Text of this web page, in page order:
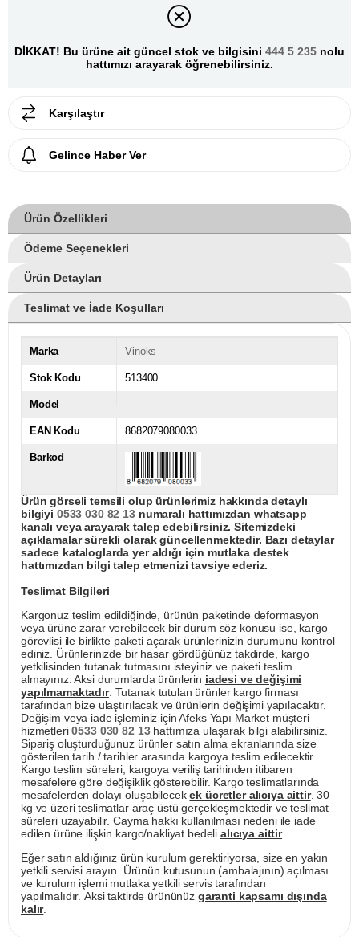
DİKKAT! Bu ürüne ait güncel stok ve bilgisini 444 5 235 nolu
hattımızı arayarak öğrenebilirsiniz.
Karşılaştır
Gelince Haber Ver
Ürün Özellikleri
Ödeme Seçenekleri
Ürün Detayları
Teslimat ve İade Koşulları
Marka Vinoks
Stok Kodu 513400
Model
EAN Kodu 8682079080033
Barkod
Ürün görseli temsili olup ürünlerimiz hakkında detaylı
bilgiyi 0533 030 82 13numaralı hattımızdan whatsapp
kanalı veya arayarak talep edebilirsiniz. Sitemizdeki
açıklamalar sürekli olarak güncellenmektedir. Bazı detaylar
sadece kataloglarda yer aldığı için mutlaka destek
hattımızdan bilgi talep etmenizi tavsiye ederiz.
Teslimat Bilgileri
Kargonuz teslim edildiğinde, ürünün paketinde deformasyon
veya ürüne zarar verebilecek bir durum söz konusu ise, kargo
görevlisi ile birlikte paketi açarak ürünlerinizin durumunu kontrol
ediniz. Ürünlerinizde bir hasar gördüğünüz takdirde, kargo
yetkilisinden tutanak tutmasını isteyiniz ve paketi teslim
almayınız. Aksi durumlarda ürünlerin iadesi ve değişimi
yapılmamaktadır. Tutanak tutulan ürünler kargo firması
tarafından bize ulaştırılacak ve ürünlerin değişimi yapılacaktır.
Değişim veya iade işleminiz için Afeks Yapı Market müşteri
hizmetleri0533 030 82 13hattımıza ulaşarak bilgi alabilirsiniz.
Sipariş oluşturduğunuz ürünler satın alma ekranlarında size
gösterilen tarih / tarihler arasında kargoya teslim edilecektir.
Kargo teslim süreleri, kargoya veriliş tarihinden itibaren
mesafelere göre değişiklik gösterebilir. Kargo teslimatlarında
mesafelerden dolayı oluşabilecekek ücretler alıcıya aittir. 30
kg ve üzeri teslimatlar araç üstü gerçekleşmektedir ve teslimat
süreleri uzayabilir. Cayma hakkı kullanılması nedeni ile iade
edilen ürüne ilişkin kargo/nakliyat bedeli alıcıya aittir.
Eğer satın aldığınız ürün kurulum gerektiriyorsa, size en yakın
yetkili servisi arayın. Ürünün kutusunun (ambalajının) açılması
ve kurulum işlemi mutlaka yetkili servis tarafından
yapılmalıdır. Aksi taktirde ürününüz garanti kapsamı dışında
kalır.